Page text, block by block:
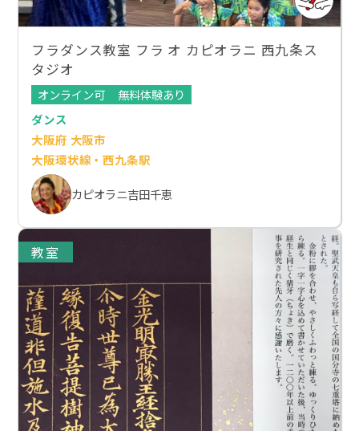
フラダンス教室 フラ オ カピオラニ 西九条ス
タジオ
オンライン可
無料体験あり
ダンス
大阪府 大阪市
大阪環状線・西九条駅
カピオラニ吉田千恵
教室